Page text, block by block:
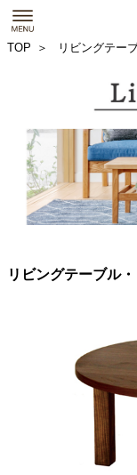
TOP リビングテー
リビングテーブル